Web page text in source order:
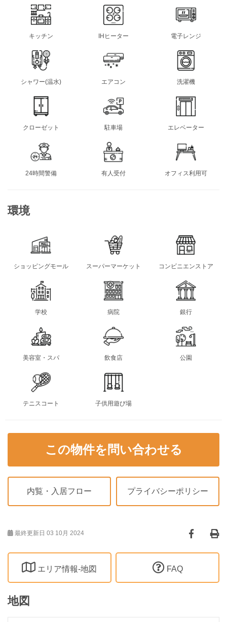
キッチン IHヒーター 電子レンジ
シャワー(温水) エアコン 洗濯機
クローゼット 駐車場 エレベーター
24時間警備 有人受付 オフィス利用可
環境
ショッピングモール スーパーマーケット コンビニエンストア
学校 病院 銀行
美容室・スパ 飲食店 公園
テニスコート 子供用遊び場
この物件を問い合わせる
内覧・入居フロー プライバシーポリシー
最終更新日 03 10月 2024
エリア情報-地図 FAQ
地図